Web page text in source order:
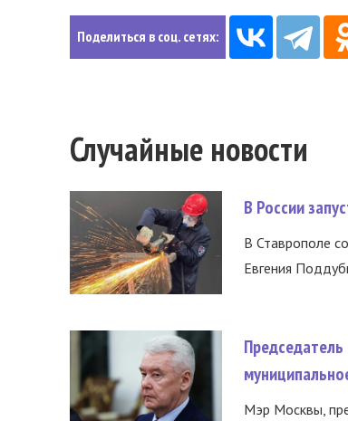
Поделиться в соц. сетях:
Случайные новости
В России
В Ставрополе
Евгения
Мэр Москвы,